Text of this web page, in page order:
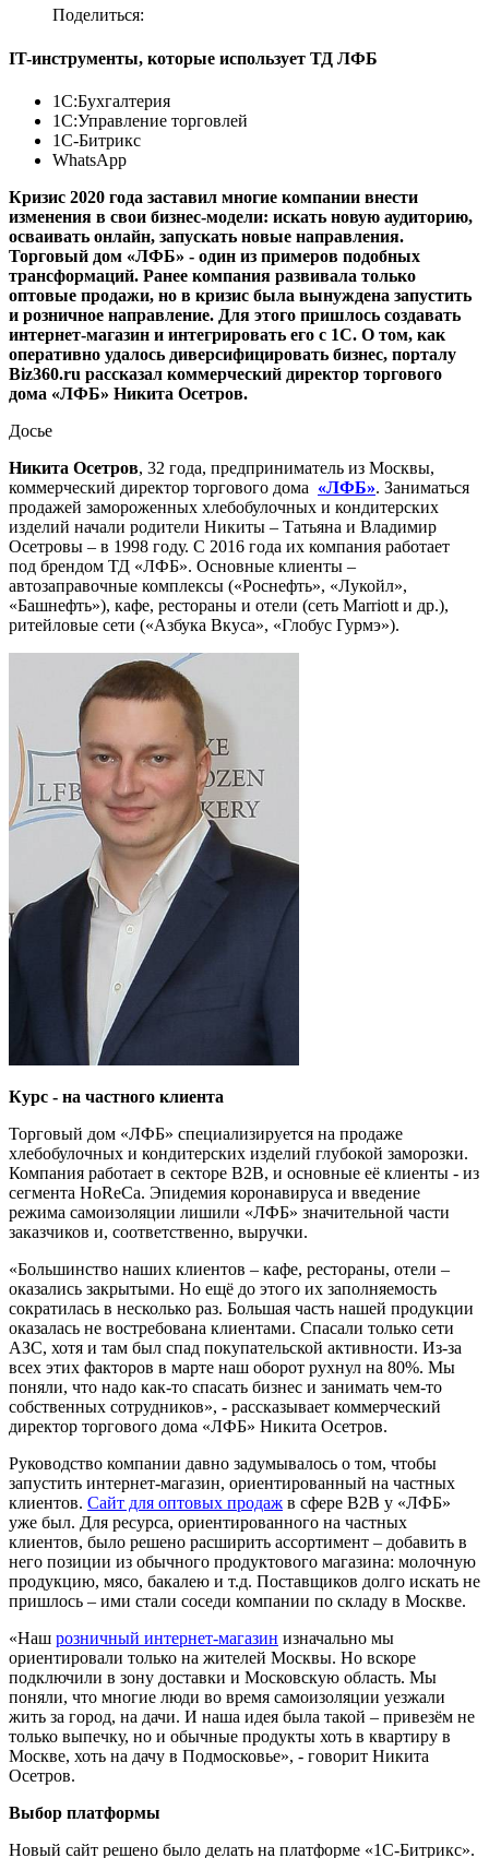
Поделиться:
IT-инструменты, которые использует ТД ЛФБ
1С:Бухгалтерия
1С:Управление торговлей
1С-Битрикс
WhatsApp
Кризис 2020 года заставил многие компании внести
изменения в свои бизнес-модели: искать новую аудиторию,
осваивать онлайн, запускать новые направления.
Торговый дом «ЛФБ» - один из примеров подобных
трансформаций. Ранее компания развивала только
оптовые продажи, но в кризис была вынуждена запустить
и розничное направление. Для этого пришлось создавать
интернет-магазин и интегрировать его с 1С. О том, как
оперативно удалось диверсифицировать бизнес, порталу
Biz360.ru рассказал коммерческий директор торгового
дома «ЛФБ» Никита Осетров.
Досье
Никита Осетров, 32 года, предприниматель из Москвы,
коммерческий директор торгового дома «ЛФБ». Заниматься
продажей замороженных хлебобулочных и кондитерских
изделий начали родители Никиты – Татьяна и Владимир
Осетровы – в 1998 году. С 2016 года их компания работает
под брендом ТД «ЛФБ». Основные клиенты –
автозаправочные комплексы («Роснефть», «Лукойл»,
«Башнефть»), кафе, рестораны и отели (сеть Marriott и др.),
ритейловые сети («Азбука Вкуса», «Глобус Гурмэ»).
Курс - на частного клиента
Торговый дом «ЛФБ» специализируется на продаже
хлебобулочных и кондитерских изделий глубокой заморозки.
Компания работает в секторе B2B, и основные её клиенты - из
сегмента HoReCa. Эпидемия коронавируса и введение
режима самоизоляции лишили «ЛФБ» значительной части
заказчиков и, соответственно, выручки.
«Большинство наших клиентов – кафе, рестораны, отели –
оказались закрытыми. Но ещё до этого их заполняемость
сократилась в несколько раз. Большая часть нашей продукции
оказалась не востребована клиентами. Спасали только сети
АЗС, хотя и там был спад покупательской активности. Из-за
всех этих факторов в марте наш оборот рухнул на 80%. Мы
поняли, что надо как-то спасать бизнес и занимать чем-то
собственных сотрудников», - рассказывает коммерческий
директор торгового дома «ЛФБ» Никита Осетров.
Руководство компании давно задумывалось о том, чтобы
запустить интернет-магазин, ориентированный на частных
клиентов. Сайт для оптовых продаж в сфере B2B у «ЛФБ»
уже был. Для ресурса, ориентированного на частных
клиентов, было решено расширить ассортимент – добавить в
него позиции из обычного продуктового магазина: молочную
продукцию, мясо, бакалею и т.д. Поставщиков долго искать не
пришлось – ими стали соседи компании по складу в Москве.
«Наш розничный интернет-магазин изначально мы
ориентировали только на жителей Москвы. Но вскоре
подключили в зону доставки и Московскую область. Мы
поняли, что многие люди во время самоизоляции уезжали
жить за город, на дачи. И наша идея была такой – привезём не
только выпечку, но и обычные продукты хоть в квартиру в
Москве, хоть на дачу в Подмосковье», - говорит Никита
Осетров.
Выбор платформы
Новый сайт решено было делать на платформе «1С-Битрикс».